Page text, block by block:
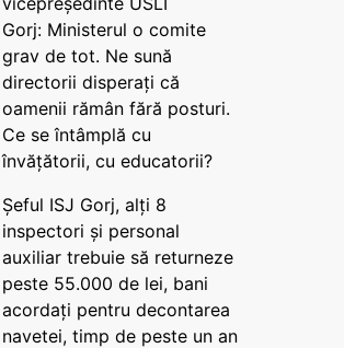
Gorj: Ministerul o comite
grav de tot. Ne sună
directorii disperați că
oamenii rămân fără posturi.
Ce se întâmplă cu
învățătorii, cu educatorii?
Șeful ISJ Gorj, alți 8
inspectori și personal
auxiliar trebuie să returneze
peste 55.000 de lei, bani
acordați pentru decontarea
navetei, timp de peste un an